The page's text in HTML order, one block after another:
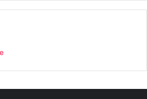
e